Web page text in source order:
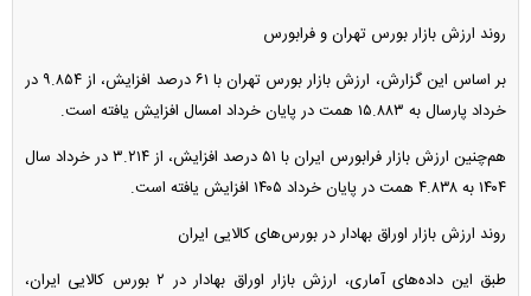
روند ارزش بازار بورس تهران و فرابورس
بر اساس این گزارش، ارزش بازار بورس تهران با ۶۱ درصد افزایش، از ۹.۸۵۴ در
خرداد پارسال به ۱۵.۸۸۳ همت در پایان خرداد امسال افزایش یافته است.
هم‌چنین ارزش بازار فرابورس ایران با ۵۱ درصد افزایش، از ۳.۲۱۴ در خرداد سال
۱۴۰۴ به ۴.۸۳۸ همت در پایان خرداد ۱۴۰۵ افزایش یافته است.
روند ارزش بازار اوراق بهادار در بورس‌های کالایی ایران
طبق این داده‌های آماری، ارزش بازار اوراق بهادار در ۲ بورس کالایی ایران،